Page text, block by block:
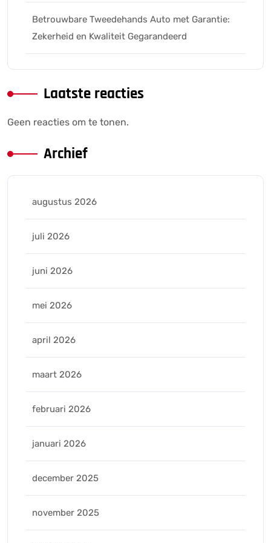
Betrouwbare Tweedehands Auto met Garantie:
Zekerheid en Kwaliteit Gegarandeerd
Laatste reacties
Geen reacties om te tonen.
Archief
augustus 2026
juli 2026
juni 2026
mei 2026
april 2026
maart 2026
februari 2026
januari 2026
december 2025
november 2025